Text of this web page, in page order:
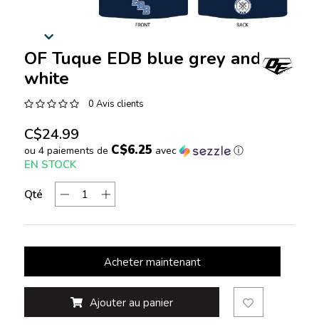
OF Tuque EDB blue grey and
white
0 Avis clients
C$24.99
ou 4 paiements de C$6.25 avec ⓘ
EN STOCK
Qté
Acheter maintenant
Ajouter au panier